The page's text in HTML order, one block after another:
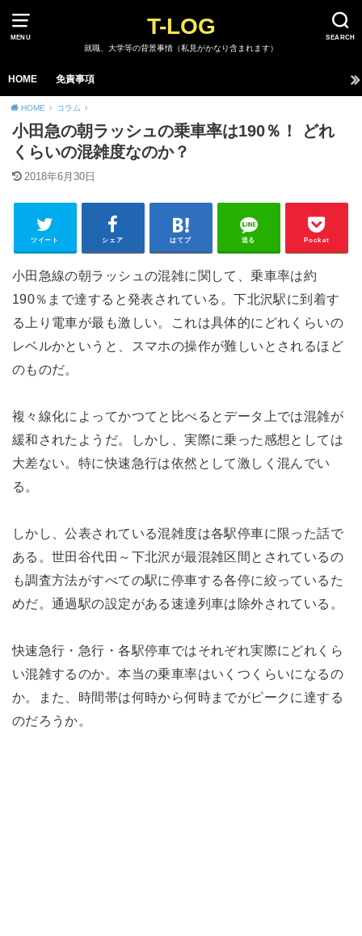
MENU SEARCH
T-LOG
就職、大学等の背景事情（私見がかなり含まれます）
HOME 免責事項
HOME コラム
小田急の朝ラッシュの乗車率は190％！ どれ
くらいの混雑度なのか？
2018年6月30日
ツイート シェア はてブ 送る Pocket
小田急線の朝ラッシュの混雑に関して、乗車率は約
190％まで達すると発表されている。下北沢駅に到着す
る上り電車が最も激しい。これは具体的にどれくらいの
レベルかというと、スマホの操作が難しいとされるほど
のものだ。
複々線化によってかつてと比べるとデータ上では混雑が
緩和されたようだ。しかし、実際に乗った感想としては
大差ない。特に快速急行は依然として激しく混んでい
る。
しかし、公表されている混雑度は各駅停車に限った話で
ある。世田谷代田～下北沢が最混雑区間とされているの
も調査方法がすべての駅に停車する各停に絞っているた
めだ。通過駅の設定がある速達列車は除外されている。
快速急行・急行・各駅停車ではそれぞれ実際にどれくら
い混雑するのか。本当の乗車率はいくつくらいになるの
か。また、時間帯は何時から何時までがピークに達する
のだろうか。